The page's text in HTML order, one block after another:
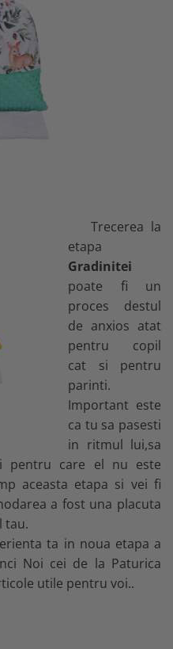
Trecerea la
etapa
Gradinitei
poate fi un
proces destul
de anxios atat
pentru copil
cat si pentru
parinti.
Important este
ca tu sa pasesti
in ritmul lui,sa
pentru care el nu este
aceasta etapa si vei fi
a fost una placuta
tau.
ta in noua etapa a
Noi cei de la Paturica
utile pentru voi..